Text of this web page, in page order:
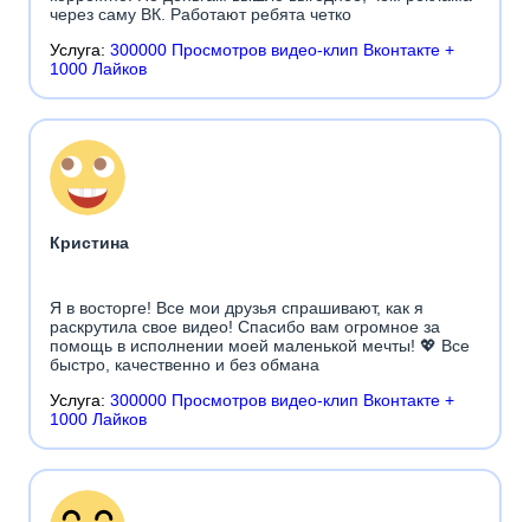
через саму ВК. Работают ребята четко
Услуга: 300000 Просмотров видео-клип Вконтакте +
1000 Лайков
Кристина
Я в восторге! Все мои друзья спрашивают, как я
раскрутила свое видео! Спасибо вам огромное за
помощь в исполнении моей маленькой мечты! 💖 Все
быстро, качественно и без обмана
Услуга: 300000 Просмотров видео-клип Вконтакте +
1000 Лайков